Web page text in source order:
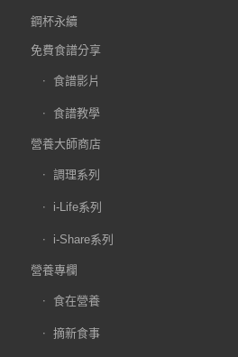
鋼杯永續
免費食譜分享
食譜影片
食譜教學
營養大師商店
調理系列
i-Life系列
i-Share系列
營養專欄
食在營養
摘新食事